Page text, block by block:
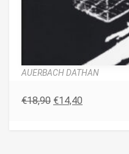
AUERBACH DATHAN
€18,90 €14,40